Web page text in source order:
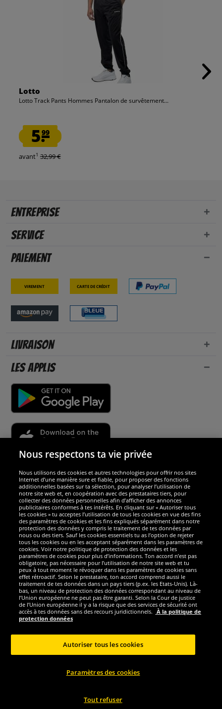
Lotto
Lotto Track Pants Hommes Pantalon de survêtement...
5.99
avant1 32,99 €
Entreprise
Service
Paiement
Virement Carte de crédit
Livraison
Les applis
Sécurité
Nous sommes excellents
Réseaux sociaux
Tous droits réservés
valable pour les clients avec une adhésion de DealClub active.
Nous respectons ta vie privée
Nous utilisons des cookies et autres technologies pour offrir nos sites
Internet d’une manière sure et fiable, pour proposer des fonctions
additionnelles basées sur ta sélection, pour analyser l’utilisation de
notre site web et, en coopération avec des prestataires tiers, pour
collecter des données personnelles afin d’afficher des annonces
publicitaires conformes à tes intérêts. En cliquant sur « Autoriser tous
les cookies » tu acceptes l’utilisation de tous les cookies en vue des fins
des paramètres de cookies et les fins expliqués séparément dans notre
protection des données y compris le traitement de tes données par
nous ou des tiers. Sauf les cookies essentiels tu as l’option de rejeter
tous les cookies ou en les acceptant séparément dans les paramètres de
cookies. Voir notre politique de protection des données et les
paramètres de cookies pour plus d’informations. Ton accord n’est pas
obligatoire, pas nécessaire pour l’utilisation de notre site web et tu
peux à tout moment le révoquer dans les paramètres de cookies sans
effet rétroactif. Selon le prestataire, ton accord comprend aussi le
traitement de tes données dans un pays tiers (p.ex. les Etats-Unis). Là-
bas, un niveau de protection des données correspondant au niveau de
l’Union européenne ne peut pas être garanti. Selon la Cour de justice
de l’Union européenne il y a la risque que des services de sécurité ont
accès à tes données sans des recours juridictionnels. À la politique de
protection données
Paramètres des cookies
Tout refuser
Autoriser tous les cookies